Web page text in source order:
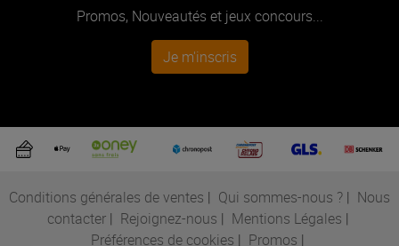
Promos, Nouveautés et jeux concours...
Je m'inscris
Conditions générales de ventes | Qui sommes-nous ? | Nous
contacter| Rejoignez-nous | Mentions Légales |
Préférences de cookies | Promos |